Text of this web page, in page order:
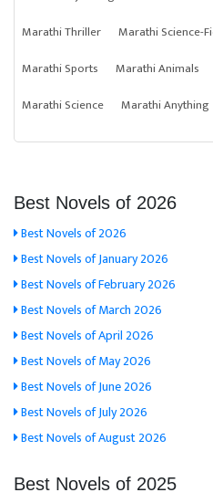
Marathi Thriller
Marathi Science-
Marathi Sports
Marathi Animals
Marathi Science
Marathi Anything
Best Novels of 2026
Best Novels of 2026
Best Novels of January 2026
Best Novels of February 2026
Best Novels of March 2026
Best Novels of April 2026
Best Novels of May 2026
Best Novels of June 2026
Best Novels of July 2026
Best Novels of August 2026
Best Novels of 2025